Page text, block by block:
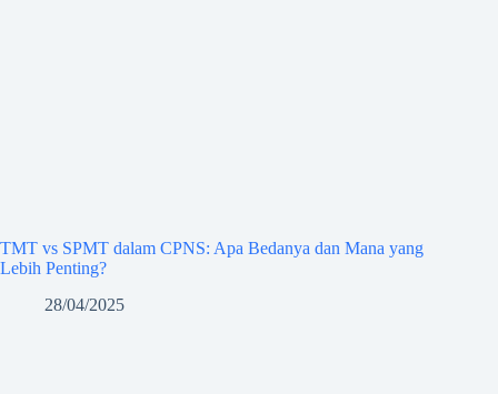
TMT vs SPMT dalam CPNS: Apa Bedanya dan Mana yang
Lebih Penting?
28/04/2025